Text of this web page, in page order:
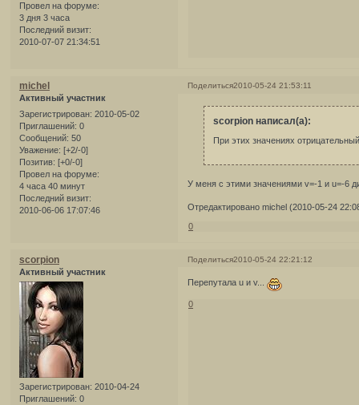
Провел на форуме:
3 дня 3 часа
Последний визит:
2010-07-07 21:34:51
Поделиться2010-05-24 21:53:11
michel
Активный участник
Зарегистрирован: 2010-05-02
Приглашений: 0
Сообщений: 50
Уважение: [+2/-0]
Позитив: [+0/-0]
Провел на форуме:
4 часа 40 минут
Последний визит:
2010-06-06 17:07:46
scorpion написал(а):
При этих значениях
У меня с этими значениями v=-1 и u=-6
Отредактировано michel (2010-05-24
0
Поделиться2010-05-24 22:21:12
scorpion
Активный участник
Зарегистрирован: 2010-04-24
Приглашений: 0
Перепутала u и v...
0